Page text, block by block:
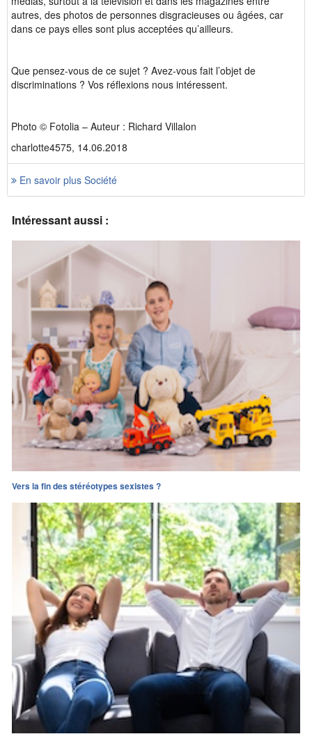
autres, des photos de personnes disgracieuses ou âgées, car
dans ce pays elles sont plus acceptées qu’ailleurs.
Que pensez-vous de ce sujet ? Avez-vous fait l’objet de
discriminations ? Vos réflexions nous intéressent.
Photo © Fotolia – Auteur : Richard Villalon
charlotte4575, 14.06.2018
En savoir plus Société
Intéressant aussi :
Vers la fin des stéréotypes sexistes ?